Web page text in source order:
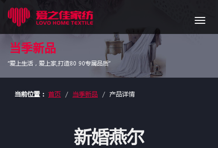
导
航
当季新品
“爱上生活，爱上家,打造80 90专属品质”
当前位置： 首页 当季新品 产品详情
新婚燕尔